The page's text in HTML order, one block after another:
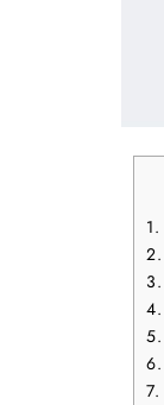
1.
2.
3.
4.
5.
6.
7.